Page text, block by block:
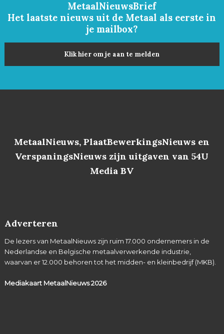
MetaalNieuwsBrief
Het laatste nieuws uit de Metaal als eerste in
je mailbox?
Klik hier om je aan te melden
MetaalNieuws, PlaatBewerkingsNieuws en
VerspaningsNieuws zijn uitgaven van 54U
Media BV
Adverteren
De lezers van MetaalNieuws zijn ruim 17.000 ondernemers in de
Nederlandse en Belgische metaalverwerkende industrie,
waarvan er 12.000 behoren tot het midden- en kleinbedrijf (MKB).
Mediakaart MetaalNieuws2026